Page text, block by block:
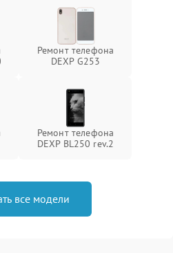
Ремонт телефона
DEXP G253
Ремонт телефона
DEXP BL250 rev.2
все модели